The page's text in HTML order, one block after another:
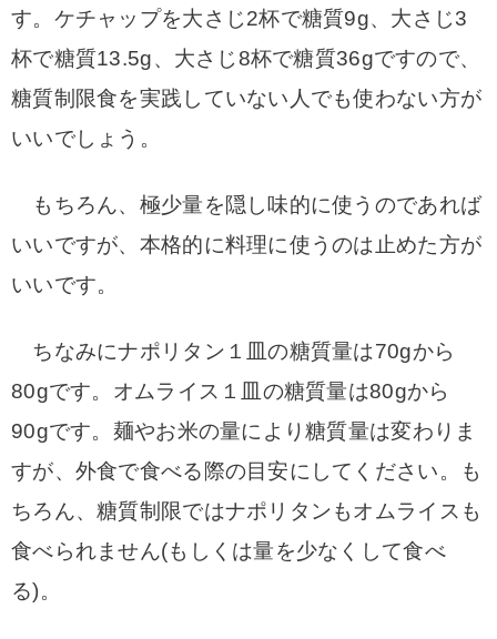
す。 ケチャップを大さじ2杯で糖質9g、大さじ3
杯で糖質13.5g、大さじ8杯で糖質36gですので、
糖質制限食を実践していない人でも使わない方が
いいでしょう。
もちろん、極少量を隠し味的に使うのであれば
いいですが、本格的に料理に使うのは止めた方が
いいです。
ちなみにナポリタン１皿の糖質量は70gから
80gです。オムライス１皿の糖質量は80gから
90gです。麺やお米の量により糖質量は変わりま
すが、外食で食べる際の目安にしてください。も
ちろん、糖質制限ではナポリタンもオムライスも
食べられません(もしくは量を少なくして食べ
る)。